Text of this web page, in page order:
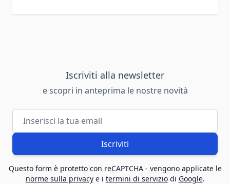
Iscriviti alla newsletter
e scopri in anteprima le nostre novità
Indirizzo email
Iscriviti
Questo form è protetto con reCAPTCHA - vengono applicate le
norme sulla privacye i termini di serviziodi Google.